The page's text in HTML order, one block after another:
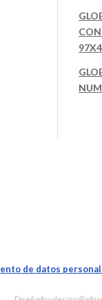
de datos